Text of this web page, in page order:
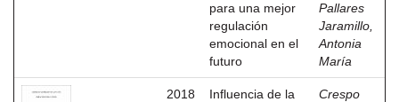
para una mejor
regulación
emocional en el
futuro
Pallares
Jaramillo,
Antonia
María
2018
Influencia de la
Crespo